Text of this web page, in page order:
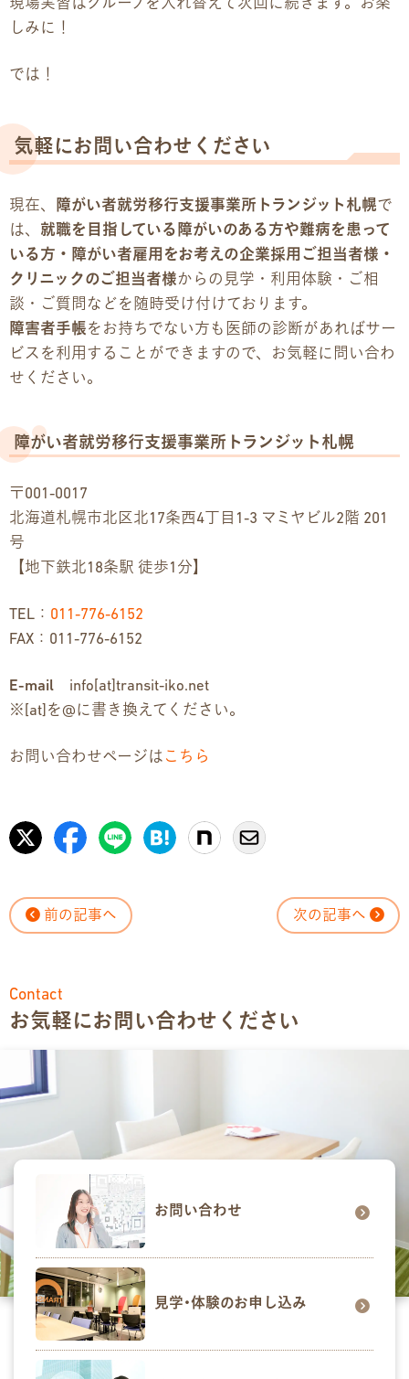
現場実習はグループを入れ替えて次回に続きます。お楽
しみに！
では！
気軽にお問い合わせください
現在、 障がい者就労移行支援事業所トランジット札幌で
は、 就職を目指している障がいのある方や難病を患って
いる方・障がい者雇用をお考えの企業採用ご担当者様・
クリニックのご担当者様からの見学・利用体験・ご相
談・ご質問などを随時受け付けております。
障害者手帳をお持ちでない方も医師の診断があればサー
ビスを利用することができますので、お気軽に問い合わ
せください。
障がい者就労移行支援事業所トランジット札幌
〒001-0017
北海道札幌市北区北17条西4丁目1-3 マミヤビル2階 201
号
【地下鉄北18条駅 徒歩1分】
TEL： 011-776-6152
FAX：011-776-6152
E-mail info[at]transit-iko.net
※[at]を@に書き換えてください。
お問い合わせページは こちら
前の記事へ 次の記事へ
Contact
お気軽にお問い合わせください
お問い合わせ
見学･体験のお申し込み